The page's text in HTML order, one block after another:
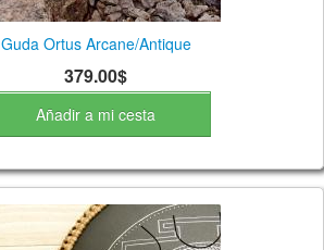
Guda Ortus Arcane/Antique
379.00$
Añadir a mi cesta